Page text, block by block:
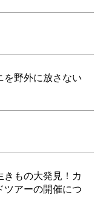
を野外に放さない
きもの大発見！カ
ツアーの開催につ